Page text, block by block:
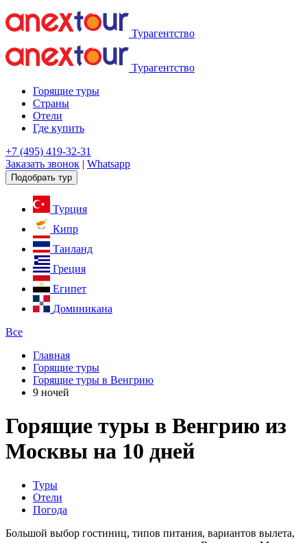
Турагентство
Турагентство
Горящие туры
Страны
Отели
Где купить
+7 (495) 419-32-31
Заказать звонок | Whatsapp
Подобрать тур
Турция
Кипр
Таиланд
Греция
Египет
Доминикана
Все
Главная
Горящие туры
Горящие туры в Венгрию
9 ночей
Горящие туры в Венгрию из
Москвы на 10 дней
Туры
Отели
Погода
Большой выбор гостиниц, типов питания, вариантов вылета,